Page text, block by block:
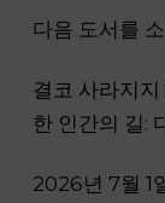
다음 도서를
결코 사라지지
한 인간의 길:
2026년 7월 1